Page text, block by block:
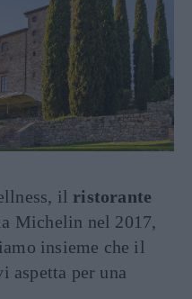
il ristorante
Michelin nel 2017,
insieme che il
aspetta per una